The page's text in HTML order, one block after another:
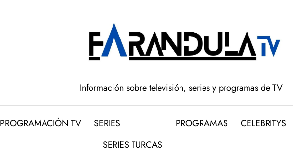
Información sobre televisión, series y programas de TV
PROGRAMACIÓN TV
SERIES
SERIES TURCAS
PROGRAMAS CELEBRITYS